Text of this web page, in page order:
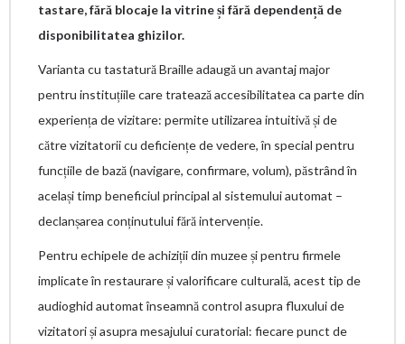
tastare, fără blocaje la vitrine și fără dependență de
disponibilitatea ghizilor.
Varianta cu tastatură Braille adaugă un avantaj major
pentru instituțiile care tratează accesibilitatea ca parte din
experiența de vizitare: permite utilizarea intuitivă și de
către vizitatorii cu deficiențe de vedere, în special pentru
funcțiile de bază (navigare, confirmare, volum), păstrând în
același timp beneficiul principal al sistemului automat –
declanșarea conținutului fără intervenție.
Pentru echipele de achiziții din muzee și pentru firmele
implicate în restaurare și valorificare culturală, acest tip de
audioghid automat înseamnă control asupra fluxului de
vizitatori și asupra mesajului curatorial: fiecare punct de